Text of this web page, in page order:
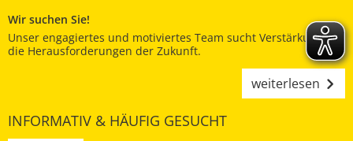
Wir suchen Sie!
Unser engagiertes und motiviertes Team sucht Verstärkung für
die Herausforderungen der Zukunft.
weiterlesen
INFORMATIV & HÄUFIG GESUCHT